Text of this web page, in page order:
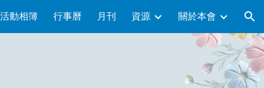
活動相簿 行事曆 月刊 資源 關於本會